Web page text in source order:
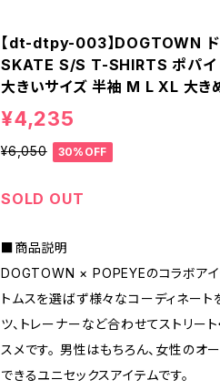
【dt-dtpy-003】DOGTOWN ド
SKATE S/S T-SHIRTS ポパイ
大きいサイズ 半袖 M L XL 大き
¥4,235
¥6,050 30%OFF
SOLD OUT
■商品説明
DOGTOWN × POPEYEのコラボアイ
トムスを選ばず様々なコーディネート
ツ、トレーナーなど合わせてストリー
スメです。 男性はもちろん、女性の
できるユニセックスアイテムです。